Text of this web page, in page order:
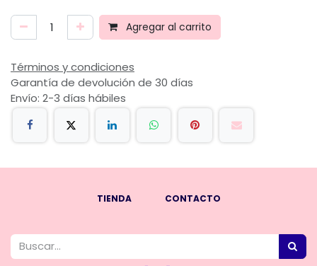
Agregar al carrito
Términos y condiciones
Garantía de devolución de 30 días
Envío: 2-3 días hábiles
TIENDA CONTACTO